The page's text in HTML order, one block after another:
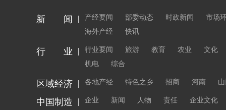
新 闻 产经要闻 部委动态 时政新闻
市场
海外产经
快讯
行 业 行业要闻 旅游 教育 农业
文化
机电
综合
区域经济 各地产经 特色之乡 招商 河南
中国制造 企业 新闻 人物 责任 企业文化